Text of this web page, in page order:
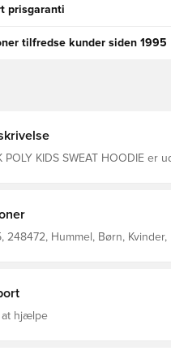
prisgaranti
tilfredse kunder siden 1995
POLY KIDS SWEAT HOODIE er
snøre i hætten hjælper med
klassiske ærmekanter giver en
248472, Hummel, Børn,
at hjælpe